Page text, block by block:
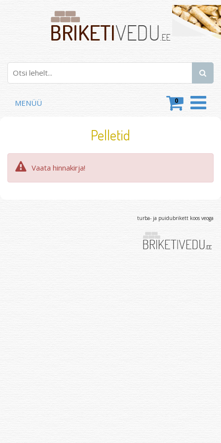
0
MENÜÜ
Pelletid
Vaata hinnakirja!
turba- ja puidubrikett koos veoga